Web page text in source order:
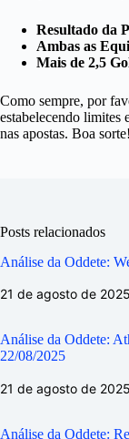
Resultado da
Ambas as
Mais de 2,5
Como sempre, por
estabelecendo limites
nas apostas. Boa sorte!
Posts relacionados
Análise da Oddete:
21 de agosto de 2025
Análise da Oddete:
22/08/2025
21 de agosto de 2025
Análise da Oddete: